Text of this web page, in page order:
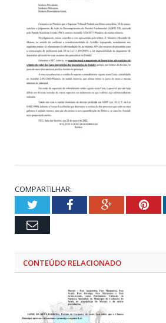
COMPARTILHAR:
TwitterFacebookGoogle+
Email
CONTEÚDO RELACIONADO